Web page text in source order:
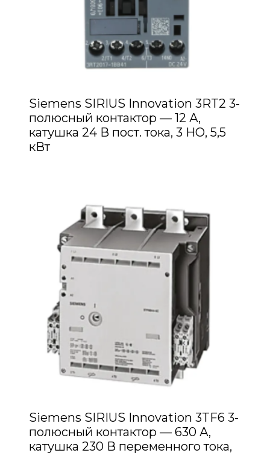
Siemens SIRIUS Innovation 3RT2 3-
полюсный контактор — 12 А,
катушка 24 В пост. тока, 3 НО, 5,5
кВт
Siemens SIRIUS Innovation 3TF6 3-
полюсный контактор — 630 А,
катушка 230 В переменного тока,